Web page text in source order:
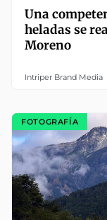
Una
heladas se
Moreno
Intriper Brand Media
FOTOGRAFÍA